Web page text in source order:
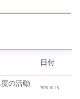
日付
の活動
2020-10-18